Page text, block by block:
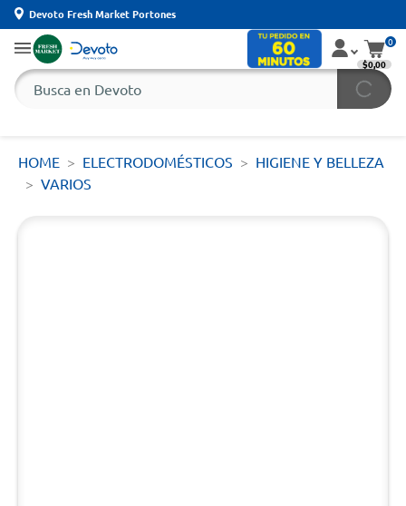
Devoto Fresh Market Portones
0
$0,00
HOME ELECTRODOMÉSTICOS
HIGIENE Y BELLEZA
VARIOS